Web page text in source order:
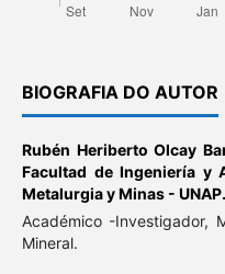
BIOGRAFIA DO AUTOR
Rubén Heriberto Olcay
Facultad de Ingeniería y
Metalurgia y Minas - UNAP.
Académico -Investigador,
Mineral.